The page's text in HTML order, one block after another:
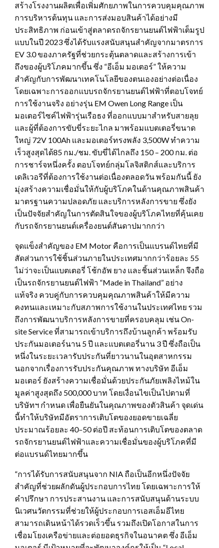
สร้างโรงงานผลิตเพื่อเพิ่มศักยภาพในการควบคุมคุณภาพ
การบริหารต้นทุน และการส่งมอบสินค้าได้อย่างมี
ประสิทธิภาพ ก่อนเข้าสู่ตลาดรถจักรยานยนต์ไฟฟ้าเต็มรูป
แบบในปี 2023 ซึ่งได้รับแรงสนับสนุนสำคัญจากมาตรการ
EV 3.0 ของภาครัฐที่ช่วยกระตุ้นตลาดและสร้างการเข้า
ถึงของผู้บริโภคมากขึ้น ซึ่ง “อีเอ็ม มอเตอร์” ให้ความ
สำคัญกับการพัฒนาเทคโนโลยีของตนเองอย่างต่อเนื่อง
โดยเฉพาะการออกแบบรถจักรยานยนต์ไฟฟ้าที่ตอบโจทย์
การใช้งานจริง อย่างรุ่น EM Owen Long Range เป็น
มอเตอร์ไซค์ไฟฟ้ารุ่นเรือธง ที่ออกแบบมาสำหรับสายลุย
และผู้ที่ต้องการขับขี่ระยะไกล มาพร้อมแบตเตอรี่ขนาด
ใหญ่ 72V 100Ah และมอเตอร์ทรงพลัง 3,500W ทำความ
เร็วสูงสุดได้85 กม./ชม. ขับขี่ได้ไกลถึง 150 – 200 กม. ต่อ
การชาร์จหนึ่งครั้ง ตอบโจทย์กลุ่มโลจิสติกส์และบริการ
เดลิเวอรีที่ต้องการใช้งานต่อเนื่องตลอดวัน พร้อมกันนี้ ยัง
มุ่งสร้างความเชื่อมั่นให้กับผู้บริโภคในด้านคุณภาพสินค้า
มาตรฐานความปลอดภัย และบริการหลังการขาย ซึ่งยัง
เป็นปัจจัยสำคัญในการตัดสินใจของผู้บริโภคไทยที่คุ้นเคย
กับรถจักรยานยนต์เครื่องยนต์สันดาปมากกว่า
จุดแข็งสำคัญของ EM Motor คือการเป็นแบรนด์ไทยที่มี
สัดส่วนการใช้ชิ้นส่วนภายในประเทศมากกว่าร้อยละ 55
ไม่ว่าจะเป็นแบตเตอรี่ โช้กอัพ ยาง และชิ้นส่วนเหล็ก จึงถือ
เป็นรถจักรยานยนต์ไฟฟ้า “Made in Thailand” อย่าง
แท้จริง ควบคู่กับการควบคุมคุณภาพสินค้าให้มีความ
คงทนและเหมาะกับสภาพการใช้งานในประเทศไทย รวม
ถึงการพัฒนาบริการหลังการขายที่ครอบคลุม เช่น On-
site Service ที่สามารถเข้าบริการถึงบ้านลูกค้า พร้อมรับ
ประกันมอเตอร์นาน 5 ปี และแบตเตอรี่นาน 3 ปี ซึ่งถือเป็น
หนึ่งในระยะเวลารับประกันที่ยาวนานในอุตสาหกรรม
นอกจากเรื่องการรับประกันคุณภาพ ทางบริษัท อีเอ็ม
มอเตอร์ ยังสร้างความเชื่อมั่นด้วยประกันภัยเพลิงไหม้ใน
มูลค่าสูงสุดถึง 500,000 บาท โดยเงื่อนไขเป็นไปตามที่
บริษัทฯ กำหนด เพื่อยืนยันในคุณภาพของตัวสินค้า จุดเด่น
นี้ทำให้บริษัทมีอัตราการเติบโตของยอดขายเฉลี่ย
ประมาณร้อยละ 40–50 ต่อปี สะท้อนการเติบโตของตลาด
รถจักรยานยนต์ไฟฟ้าและความเชื่อมั่นของผู้บริโภคที่มี
ต่อแบรนด์ไทยมากขึ้น
“การได้รับการสนับสนุนจาก NIA ถือเป็นอีกหนึ่งปัจจัย
สำคัญที่ช่วยผลักดันผู้ประกอบการไทย โดยเฉพาะการให้
คำปรึกษา การประสานงาน และการสนับสนุนด้านระบบ
นิเวศนวัตกรรมที่ช่วยให้ผู้ประกอบการเอสเอ็มอีไทย
สามารถเดินหน้าได้รวดเร็วขึ้น รวมถึงเปิดโอกาสในการ
เชื่อมโยงเครือข่ายและต่อยอดธุรกิจในอนาคต ซึ่ง อีเอ็ม